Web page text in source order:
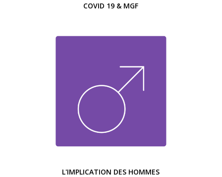
COVID 19 & MGF
L'IMPLICATION DES HOMMES